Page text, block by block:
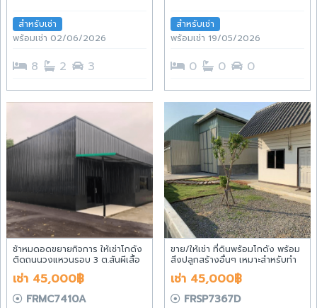
สำหรับเช่า
พร้อมเช่า 02/06/2026
8 2 3
สำหรับเช่า
พร้อมเช่า 19/05/2026
0 0 0
ช้าหมดอดขยายกิจการ ให้เช่าโกดัง
ติดถนนวงแหวนรอบ 3 ต.สันผีเสื้อ
อ.เมืองเชียงใหม่ จ.เชียงใหม่
เช่า 45,000฿
FRMC7410A
ขาย/ให้เช่า ที่ดินพร้อมโกดัง พร้อม
สิ่งปลูกสร้างอื่นๆ เหมาะสำหรับทำ
ธุรกิจ ตำบลสารภี อำเภอสารภี
จังหวัดเชียงใหม่
เช่า 45,000฿
FRSP7367D